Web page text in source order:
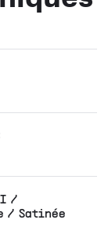
/
/ Satinée